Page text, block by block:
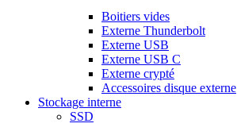
Boitiers vides
Externe Thunderbolt
Externe USB
Externe USB C
Externe crypté
Accessoires disque externe
Stockage interne
SSD